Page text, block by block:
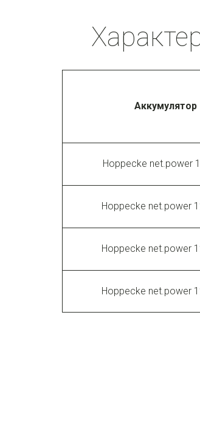
Аккумулятор
Hoppecke net.power
Hoppecke net.power
Hoppecke net.power
Hoppecke net.power